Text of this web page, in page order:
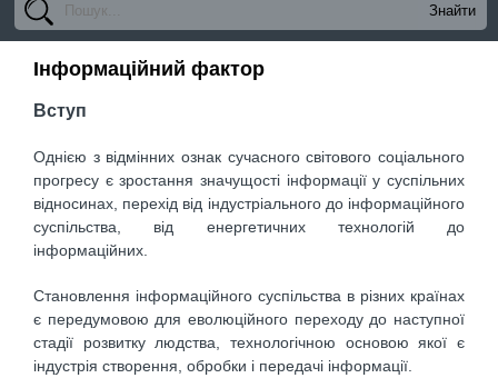
Інформаційний фактор
Вступ
Однією з відмінних ознак сучасного світового соціального
прогресу є зростання значущості інформації у суспільних
відносинах, перехід від індустріального до інформаційного
суспільства, від енергетичних технологій до
інформаційних.
Становлення інформаційного суспільства в різних країнах
є передумовою для еволюційного переходу до наступної
стадії розвитку людства, технологічною основою якої є
індустрія створення, обробки і передачі інформації.